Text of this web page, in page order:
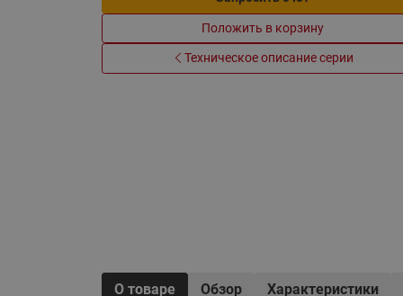
Системы водоснабжения
Электрообогрев
Положить в корзину
Техническое описание серии
О товаре Обзор Характеристики